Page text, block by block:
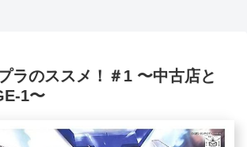
ラのススメ！＃1 〜中古店と
1〜